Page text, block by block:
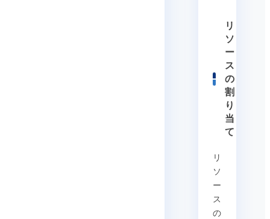
リ
ソ
ー
ス
の
割
り
当
て
リ
ソ
ー
ス
の